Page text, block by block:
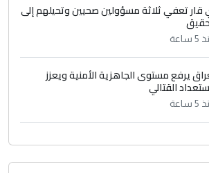
قار تعفي ثلاثة مسؤولين صحيين وتحيلهم إلى
يرفع مستوى الجاهزية الأمنية ويعزز
القتالي